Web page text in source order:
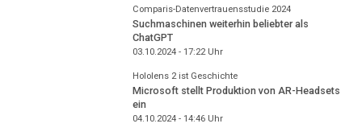
Comparis-Datenvertrauensstudie 2024
Suchmaschinen weiterhin beliebter als
ChatGPT
03.10.2024 - 17:22Uhr
Hololens 2 ist Geschichte
Microsoft stellt Produktion von AR-Headsets
ein
04.10.2024 - 14:46Uhr